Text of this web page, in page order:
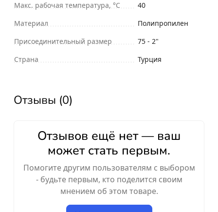
Макс. рабочая температура, °С
40
Материал
Полипропилен
Присоединительный размер
75 - 2"
Страна
Турция
Отзывы (0)
Отзывов ещё нет — ваш
может стать первым.
Помогите другим пользователям с выбором
- будьте первым, кто поделится своим
мнением об этом товаре.